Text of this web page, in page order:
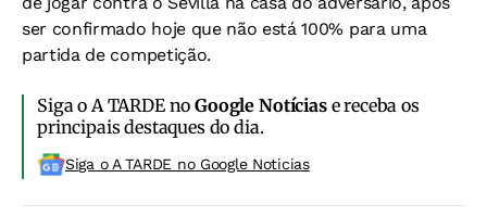
ser confirmado hoje que não está 100% para uma
partida de competição.
Siga o A TARDE noGoogle Notíciase receba os
principais destaques do dia.
Siga o A TARDE no Google Noticias